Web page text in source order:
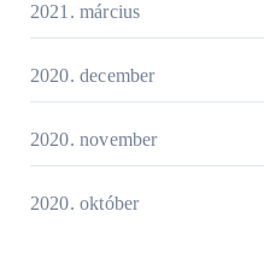
2021. március
2020. december
2020. november
2020. október